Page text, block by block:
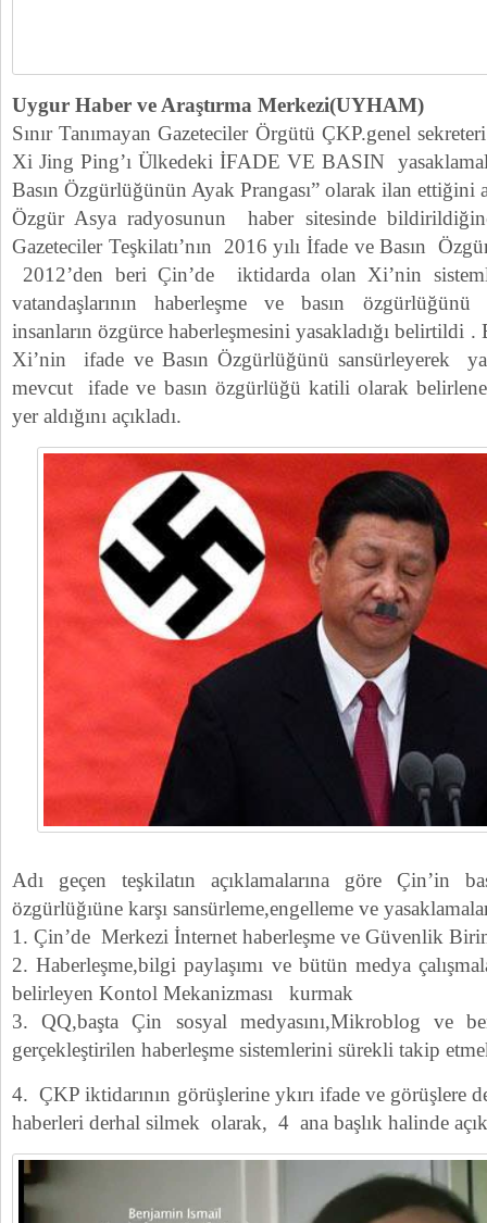
Uygur Haber ve Araştırma Merkezi(UYHAM)
Sınır Tanımayan Gazeteciler Örgütü ÇKP.genel
Xi Jing Ping’ı Ülkedeki İFADE VE BASIN
Basın Özgürlüğünün Ayak Prangası” olarak ilan ettiğini
Özgür Asya radyosunun haber sitesinde
Gazeteciler Teşkilatı’nın 2016 yılı İfade ve Basın
2012’den beri Çin’de iktidarda olan Xi’nin
vatandaşlarının haberleşme ve basın özgürlüğünü
insanların özgürce haberleşmesini yasakladığı belirtildi .
Xi’nin ifade ve Basın Özgürlüğünü sansürleyerek
mevcut ifade ve basın özgürlüğü katili olarak
yer aldığını açıkladı.
Adı geçen teşkilatın açıklamalarına göre Çin’in
özgürlüğıüne karşı sansürleme,engelleme ve
1. Çin’de Merkezi İnternet haberleşme ve Güvenlik
2. Haberleşme,bilgi paylaşımı ve bütün medya
belirleyen Kontol Mekanizması kurmak
3. QQ,başta Çin sosyal medyasını,Mikroblog ve
gerçekleştirilen haberleşme sistemlerini sürekli takip
4. ÇKP iktidarının görüşlerine ykırı ifade ve görüşlere
haberleri derhal silmek olarak, 4 ana başlık halinde